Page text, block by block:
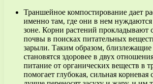
Траншейное компостирование дает
именно там, где они в нем
зоне. Корни растений прокладывают
почвы в поисках питательных
зарыли. Таким образом, близлежащие
становятся здоровее в двух
питание от органических веществ в
помогает глубокая, сильная корневая